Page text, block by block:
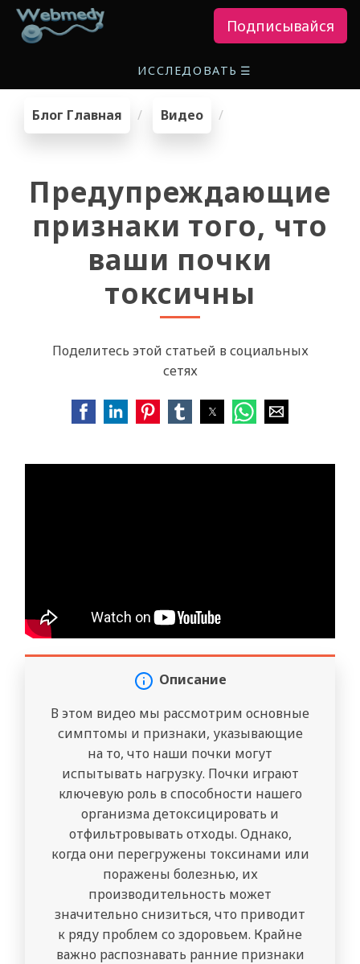
Подписывайся
ИССЛЕДОВАТЬ ☰
Блог Главная Видео
Предупреждающие
признаки того, что
ваши почки
токсичны
Поделитесь этой статьей в социальных
сетях
Описание
В этом видео мы рассмотрим основные
симптомы и признаки, указывающие
на то, что наши почки могут
испытывать нагрузку. Почки играют
ключевую роль в способности нашего
организма детоксицировать и
отфильтровывать отходы. Однако,
когда они перегружены токсинами или
поражены болезнью, их
производительность может
значительно снизиться, что приводит
к ряду проблем со здоровьем. Крайне
важно распознавать ранние признаки